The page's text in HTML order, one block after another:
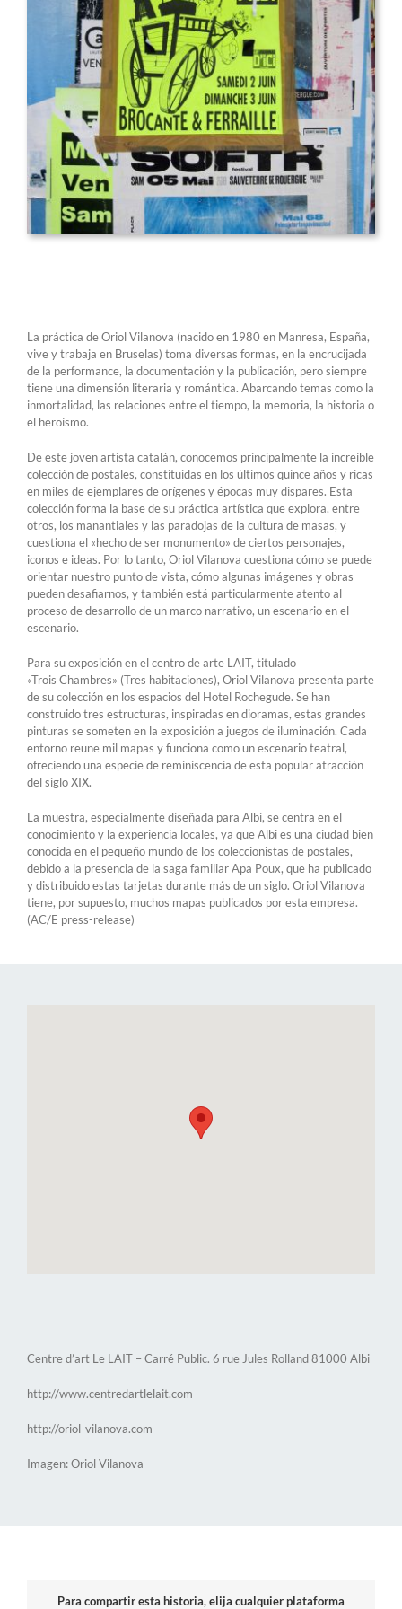
La práctica de Oriol Vilanova (nacido en 1980 en Manresa, España,
vive y trabaja en Bruselas) toma diversas formas, en la encrucijada
de la performance, la documentación y la publicación, pero siempre
tiene una dimensión literaria y romántica. Abarcando temas como la
inmortalidad, las relaciones entre el tiempo, la memoria, la historia o
el heroísmo.
De este joven artista catalán, conocemos principalmente la increíble
colección de postales, constituidas en los últimos quince años y ricas
en miles de ejemplares de orígenes y épocas muy dispares. Esta
colección forma la base de su práctica artística que explora, entre
otros, los manantiales y las paradojas de la cultura de masas, y
cuestiona el «hecho de ser monumento» de ciertos personajes,
iconos e ideas. Por lo tanto, Oriol Vilanova cuestiona cómo se puede
orientar nuestro punto de vista, cómo algunas imágenes y obras
pueden desafiarnos, y también está particularmente atento al
proceso de desarrollo de un marco narrativo, un escenario en el
escenario.
Para su exposición en el centro de arte LAIT, titulado
«Trois Chambres» (Tres habitaciones), Oriol Vilanova presenta parte
de su colección en los espacios del Hotel Rochegude. Se han
construido tres estructuras, inspiradas en dioramas, estas grandes
pinturas se someten en la exposición a juegos de iluminación. Cada
entorno reune mil mapas y funciona como un escenario teatral,
ofreciendo una especie de reminiscencia de esta popular atracción
del siglo XIX.
La muestra, especialmente diseñada para Albi, se centra en el
conocimiento y la experiencia locales, ya que Albi es una ciudad bien
conocida en el pequeño mundo de los coleccionistas de postales,
debido a la presencia de la saga familiar Apa Poux, que ha publicado
y distribuido estas tarjetas durante más de un siglo. Oriol Vilanova
tiene, por supuesto, muchos mapas publicados por esta empresa.
(AC/E press-release)
Centre d’art Le LAIT – Carré Public. 6 rue Jules Rolland 81000 Albi
http://www.centredartlelait.com
http://oriol-vilanova.com
Imagen: Oriol Vilanova
Para compartir esta historia, elija cualquier plataforma